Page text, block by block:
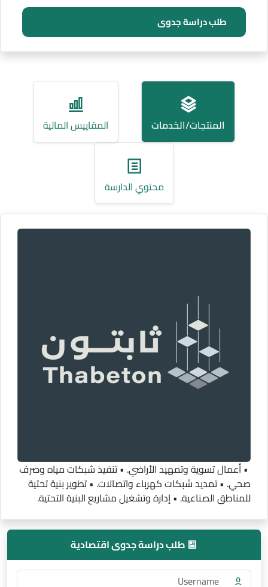
طلب دراسة جدوى
المنتجات/الخدمات المقاييس المالية
محتوي الدارسة
• أعمال تسوية وتمهيد الأراضي. • تنفيذ شبكات مياه وصرف
صحي. • تمديد شبكات كهرباء واتصالات. • تطوير بنية تحتية
للمناطق الصناعية. • إدارة وتشغيل مشاريع البنية التحتية.
طلب دراسة جدوى اقتصادية